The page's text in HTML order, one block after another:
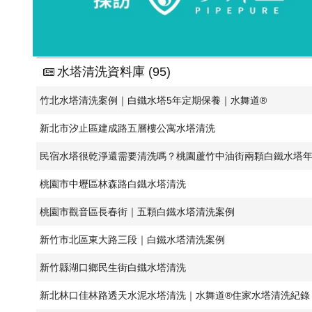
水塔清洗資料庫 (95)
竹北水塔清洗案例｜白鐵水塔5年定期保養｜水舞道®
新北市汐止區建成路五層樓公寓水塔清洗
民宿水塔很乾淨還需要清洗嗎？桃園蘆竹中油街兩顆白鐵水塔
桃園市中壢區林森路白鐵水塔清洗
桃園市觀音區長春街｜五顆白鐵水塔清洗案例
新竹市北區東大路三段｜白鐵水塔清洗案例
新竹縣湖口鄉民生街白鐵水塔清洗
新北林口佳林路透天水泥水塔清洗｜水舞道®住家水塔清洗紀錄